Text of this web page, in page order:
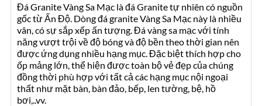
Đá Granite Vàng Sa Mạc là đá Granite tự nhiên có nguồn
gốc từ Ấn Độ. Dòng đá granite Vàng Sa Mạc này là nhiều
vân, có sự sắp xếp ấn tượng. Đá vàng sa mạc với tính
năng vượt trội về độ bóng và độ bền theo thời gian nên
được ứng dụng nhiều hạng mục. Đặc biệt thích hợp cho
ốp mảng lớn, thể hiện được toàn bộ vẻ đẹp của chúng
đồng thời phù hợp với tất cả các hạng mục nội ngoại
thất như mặt bàn, bàn đảo, bếp, len tường, bệ, hồ
bơi,..vv.